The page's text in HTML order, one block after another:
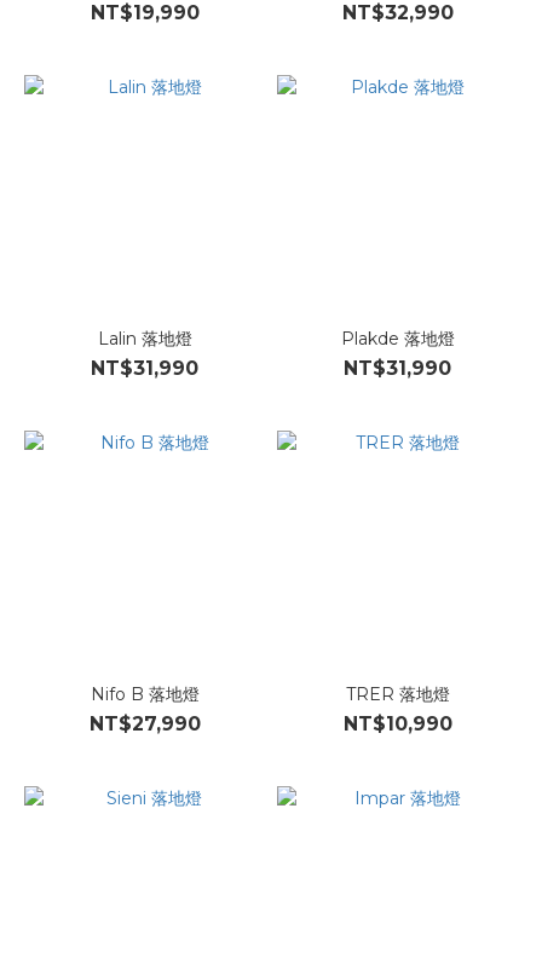
NT$19,990 NT$32,990
Lalin 落地燈
NT$31,990
Plakde 落地燈
NT$31,990
Nifo B 落地燈
NT$27,990
TRER 落地燈
NT$10,990